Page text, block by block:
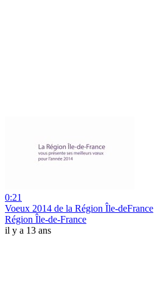
0:21
Voeux 2014 de la Région Île-deFrance
Région Île-de-France
il y a 13 ans